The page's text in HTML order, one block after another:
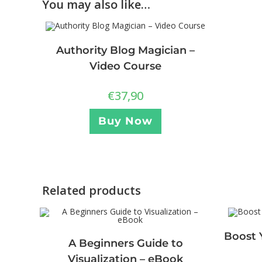
You may also like…
Authority Blog Magician –
Video Course
€37,90
Buy Now
Related products
A Beginners Guide to
Visualization – eBook
Boost